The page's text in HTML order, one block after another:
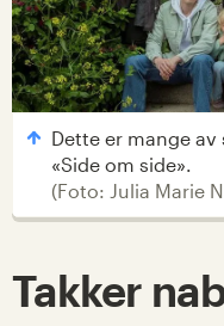
Dette er mange
«Side om side».
(Foto: Julia Marie
Takker